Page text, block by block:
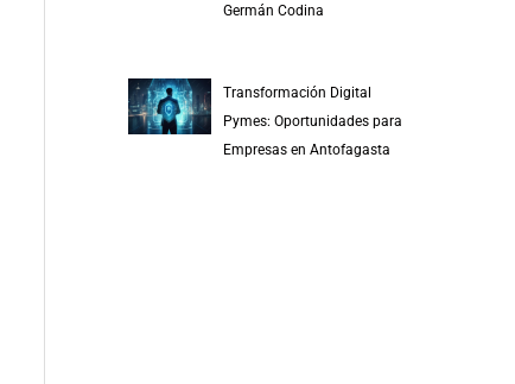
Germán Codina
Transformación Digital
Pymes: Oportunidades para
Empresas en Antofagasta